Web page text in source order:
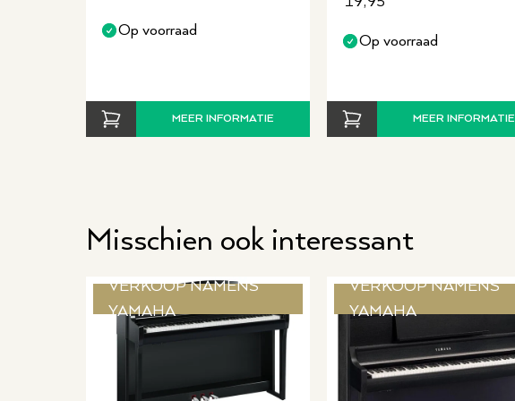
Op voorraad
MEER INFORMATIE
Op voorraad
MEER INFORMATIE
Misschien ook interessant
VERKOOP NAMENS
YAMAHA
VERKOOP NAMENS
YAMAHA